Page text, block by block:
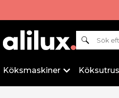
Sök
Köksmaskiner